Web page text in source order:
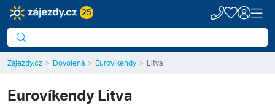
25
Zájezdy.cz Dovolená Eurovíkendy Litva
EurovíkendyLitva